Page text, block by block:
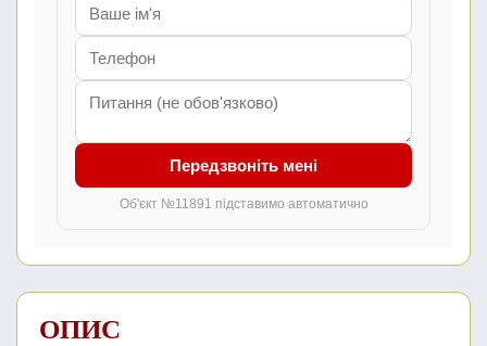
Передзвоніть мені
Об'єкт №11891 підставимо автоматично
ОПИС